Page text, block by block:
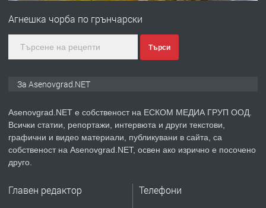
преди 2 години
ПРЕДЛАГА
Давам индивидуалани уроци по
Агнешка чорба по грънчарски
Търси
За Asenovgrad.NET
Asenovgrad.NET е собственост на ЕСКОМ МЕДИА ГРУП ООД.
Всички статии, репортажи, интервюта и други текстови,
графични и видео материали, публикувани в сайта, са
собственост на Asenovgrad.NET, освен ако изрично е посочено
друго.
Главен редактор Телефони